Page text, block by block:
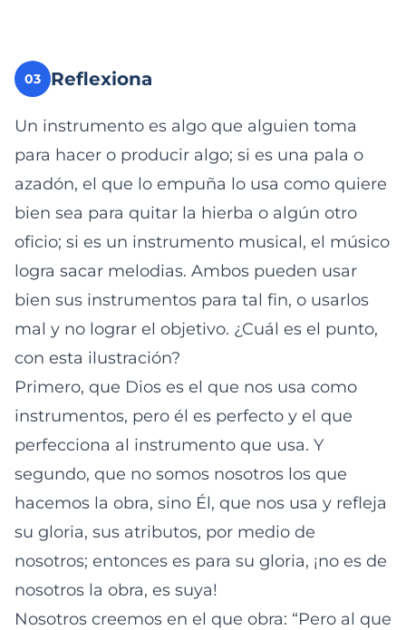
03 Reflexiona
Un instrumento es algo que alguien toma
para hacer o producir algo; si es una pala o
azadón, el que lo empuña lo usa como quiere
bien sea para quitar la hierba o algún otro
oficio; si es un instrumento musical, el músico
logra sacar melodias. Ambos pueden usar
bien sus instrumentos para tal fin, o usarlos
mal y no lograr el objetivo. ¿Cuál es el punto,
con esta ilustración?
Primero, que Dios es el que nos usa como
instrumentos, pero él es perfecto y el que
perfecciona al instrumento que usa. Y
segundo, que no somos nosotros los que
hacemos la obra, sino Él, que nos usa y refleja
su gloria, sus atributos, por medio de
nosotros; entonces es para su gloria, ¡no es de
nosotros la obra, es suya!
Nosotros creemos en el que obra: “Pero al que